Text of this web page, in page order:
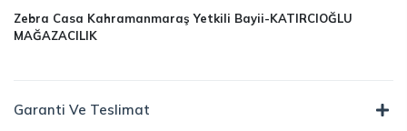
Zebra Casa Kahramanmaraş Yetkili Bayii-KATIRCIOĞLU
MAĞAZACILIK
Garanti Ve Teslimat